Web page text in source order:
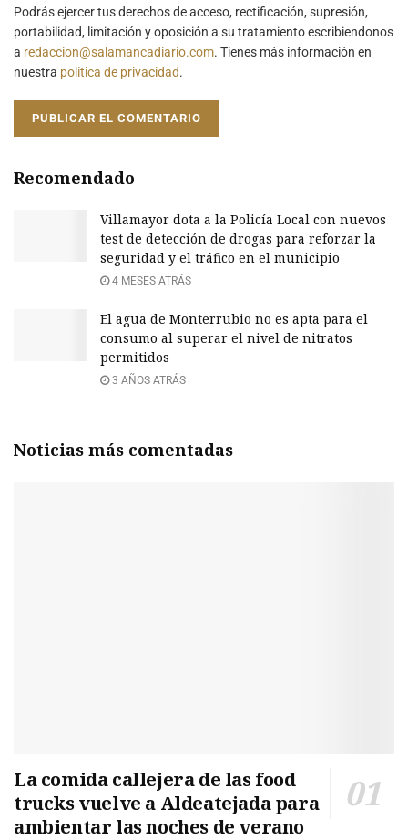
Podrás ejercer tus derechos de acceso, rectificación, supresión,
portabilidad, limitación y oposición a su tratamiento escribiendonos
a redaccion@salamancadiario.com. Tienes más información en
nuestra política de privacidad.
Recomendado
Villamayor dota a la Policía Local con nuevos
test de detección de drogas para reforzar la
seguridad y el tráfico en el municipio
4 MESES ATRÁS
El agua de Monterrubio no es apta para el
consumo al superar el nivel de nitratos
permitidos
3 AÑOS ATRÁS
Noticias más comentadas
La comida callejera de las food
trucks vuelve a Aldeatejada para
ambientar las noches de verano